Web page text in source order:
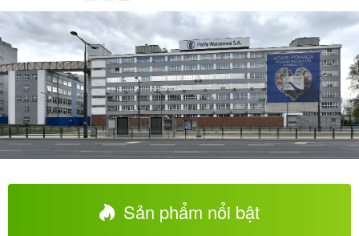
Sản phẩm nổi bật